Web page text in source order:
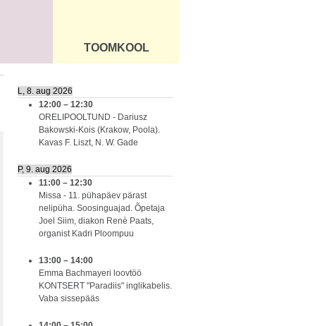
ÜLDINFO
TOOMKOOL
L, 8. aug 2026
12:00 – 12:30
ORELIPOOLTUND - Dariusz
Bakowski-Kois (Krakow, Poola).
Kavas F. Liszt, N. W. Gade
P, 9. aug 2026
11:00 – 12:30
Missa - 11. pühapäev pärast
nelipüha. Soosinguajad. Õpetaja
Joel Siim, diakon Renè Paats,
organist Kadri Ploompuu
13:00 – 14:00
Emma Bachmayeri loovtöö
KONTSERT "Paradiis" inglikabelis.
Vaba sissepääs